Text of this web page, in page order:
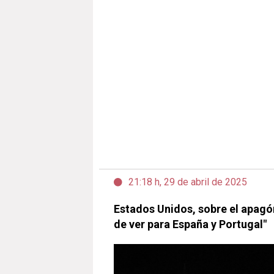
21:18 h, 29 de abril de 2025
Estados Unidos, sobre el
de ver para España y Portugal"